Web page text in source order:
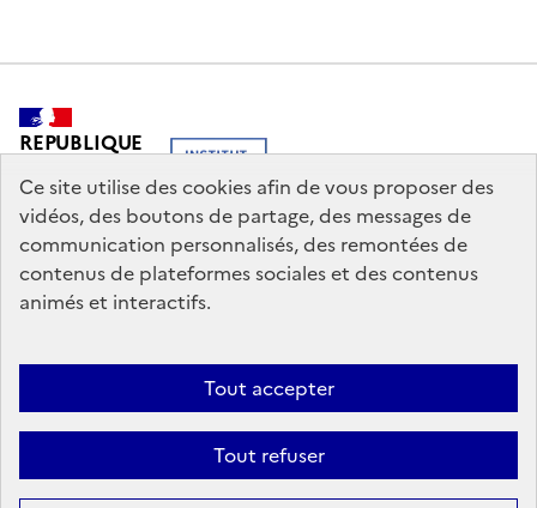
Ce site utilise des cookies afin de vous proposer des
vidéos, des boutons de partage, des messages de
communication personnalisés, des remontées de
contenus de plateformes sociales et des contenus
animés et interactifs.
Tout accepter
Tout refuser
REPUBLIQUE
FRANCAISE
legifrance.gouv.fr
Mentions légales
Politique générale de protection
des données